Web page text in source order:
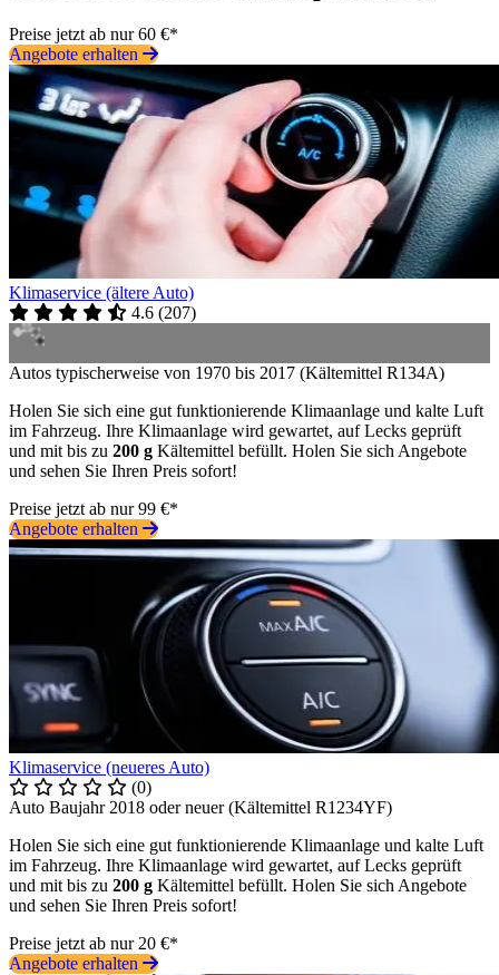
Preise jetzt ab nur 60 €*
Angebote erhalten
Klimaservice (ältere Auto)
4.6 (207)
Autos typischerweise von 1970 bis 2017 (Kältemittel R134A)
Holen Sie sich eine gut funktionierende Klimaanlage und kalte Luft
im Fahrzeug. Ihre Klimaanlage wird gewartet, auf Lecks geprüft
und mit bis zu 200 g Kältemittel befüllt. Holen Sie sich Angebote
und sehen Sie Ihren Preis sofort!
Preise jetzt ab nur 99 €*
Angebote erhalten
Klimaservice (neueres Auto)
(0)
Auto Baujahr 2018 oder neuer (Kältemittel R1234YF)
Holen Sie sich eine gut funktionierende Klimaanlage und kalte Luft
im Fahrzeug. Ihre Klimaanlage wird gewartet, auf Lecks geprüft
und mit bis zu 200 g Kältemittel befüllt. Holen Sie sich Angebote
und sehen Sie Ihren Preis sofort!
Preise jetzt ab nur 20 €*
Angebote erhalten